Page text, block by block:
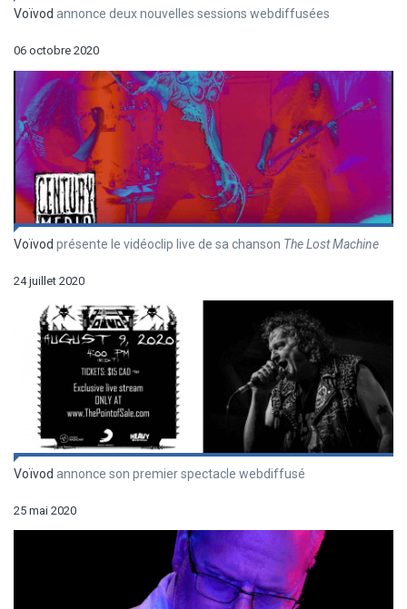
Voïvod annonce deux nouvelles sessions webdiffusées
06 octobre 2020
Voïvod présente le vidéoclip live de sa chanson The Lost Machine
24 juillet 2020
Voïvod annonce son premier spectacle webdiffusé
25 mai 2020